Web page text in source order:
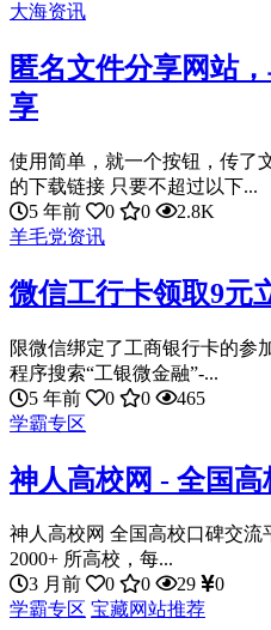
大海资讯
匿名文件分享网站
享
使用简单，就一个按钮，传了
的下载链接 只要不超过以下...
5 年前
0 0
2.8K
羊毛党资讯
微信工行卡领取9元
限微信绑定了工商银行卡的参
程序搜索“工银微金融”-...
5 年前
0 0
465
学霸专区
神人高校网 - 全国
神人高校网 全国高校口碑交流
2000+ 所高校，每...
3 月前
0 0 29
0
学霸专区 宝藏网站推荐